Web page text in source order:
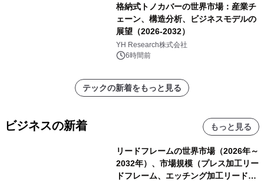
格納式トノカバーの世界市場：産業チ
ェーン、構造分析、ビジネスモデルの
展望（2026-2032）
YH Research株式会社
6時間前
テックの新着をもっと見る
ビジネスの新着 もっと見る
リードフレームの世界市場（2026年～
2032年）、市場規模（プレス加工リー
ドフレーム、エッチング加工リードフ